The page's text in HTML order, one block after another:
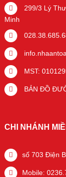
299/3 Lý
Minh
MST:
BẢN ĐỒ
CHI NHÁNH
số 703 Điện
Mobile: